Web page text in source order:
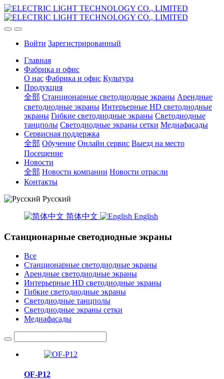
Войти Зарегистрированный
Главная
Фабрика и офис
О нас Фабрика и офис Культура
Продукция
全部 Станционарные светодиодные экраны Арендные
светодиодные экраны Интерьерные HD светодиодные
экраны Гибкие светодиодные экраны Светодиодные
танцполы Светодиодные экраны сетки Медиафасады
Сервисная поддержка
全部 Обучение Онлайн сервис Выезд на место
Посещение
Новости
全部 Новости компании Новости отрасли
Контакты
Русский
简体中文 English
Станционарные светодиодные экраны
Все
Станционарные светодиодные экраны
Арендные светодиодные экраны
Интерьерные HD светодиодные экраны
Гибкие светодиодные экраны
Светодиодные танцполы
Светодиодные экраны сетки
Медиафасады
OF-P12